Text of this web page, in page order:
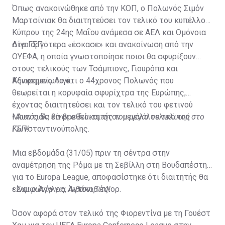
Όπως ανακοινώθηκε από την ΚΟΠ, ο Πολωνός Σιμόν
Μαρτσίνιακ θα διαιτητεύσει τον τελικό του κυπέλλου
Κύπρου της 24ης Μαΐου ανάμεσα σε ΑΕΛ και Ομόνοια
στο ΓΣΠ.
Λίγο αργότερα «έσκασε» και ανακοίνωση από την
ΟΥΕΦΑ, η οποία γνωστοποίησε ποιοι θα σφυρίξουν
στους τελικούς των Τσάμπιονς, Γιουρόπα και
Κόνφερενς Λιγκ.
Αξιοσημείωτο ότι ο 44χρονος Πολωνός που
θεωρείται η κορυφαία σφυρίχτρα της Ευρώπης,
έχοντας διαιτητεύσει και τον τελικό του φετινού
Μουντιάλ, θα βρεθεί και στον μεγάλο τελικό της
Κωνσταντινούπολης.
•Αυτός θα είναι ο διαιτητής του μεγάλου τελικού στο
ΓΣΠ!
Μια εβδομάδα (31/05) πριν τη σέντρα στην
αναμέτρηση της Ρόμα με τη Σεβίλλη στη Βουδαπέστη
για το Europa League, αποφασίστηκε ότι διαιτητής θα
είναι ο Άγγλος, Άντονι Τέιλορ.
•Συμφωνία για Λιβάκοβιτς!
Όσον αφορά στον τελικό της Φιορεντίνα με τη Γουέστ